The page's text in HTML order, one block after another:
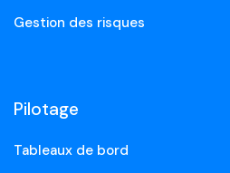
Gestion des risques
Pilotage
Tableaux de bord